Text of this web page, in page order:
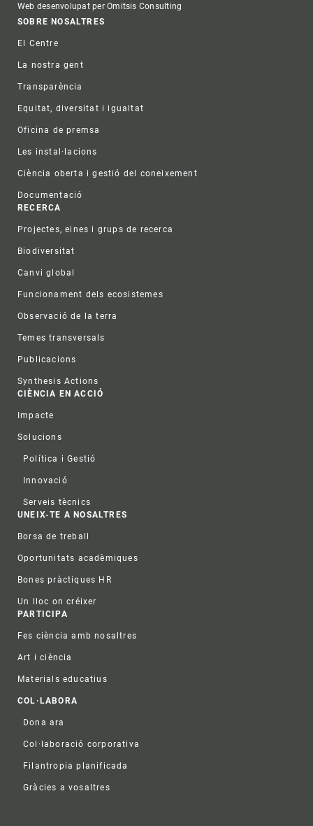
Web desenvolupat per Omitsis Consulting
Footer
SOBRE NOSALTRES
El Centre
La nostra gent
Transparència
Equitat, diversitat i igualtat
Oficina de premsa
Les instal·lacions
Ciència oberta i gestió del coneixement
Documentació
RECERCA
Projectes, eines i grups de recerca
Biodiversitat
Canvi global
Funcionament dels ecosistemes
Observació de la terra
Temes transversals
Publicacions
Synthesis Actions
CIÈNCIA EN ACCIÓ
Impacte
Solucions
Política i Gestió
Innovació
Serveis tècnics
UNEIX-TE A NOSALTRES
Borsa de treball
Oportunitats acadèmiques
Bones pràctiques HR
Un lloc on créixer
PARTICIPA
Fes ciència amb nosaltres
Art i ciència
Materials educatius
COL·LABORA
Dona ara
Col·laboració corporativa
Filantropia planificada
Gràcies a vosaltres